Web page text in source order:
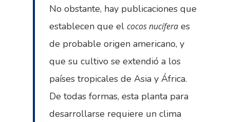
No obstante, hay publicaciones que
establecen que elcocos nucífera es
de probable origen americano, y
que su cultivo se extendió a los
países tropicales de Asia y África.
De todas formas, esta planta para
desarrollarse requiere un clima